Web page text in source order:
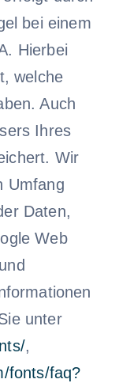
bei einem
Hierbei
welche
Auch
Ihres
Wir
Umfang
Daten,
Web
unter
,
fonts/faq?